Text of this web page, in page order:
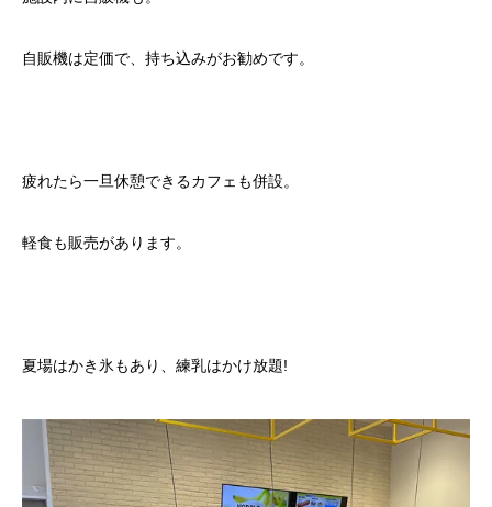
自販機は定価で、持ち込みがお勧めです。
疲れたら一旦休憩できるカフェも併設。
軽食も販売があります。
夏場はかき氷もあり、練乳はかけ放題!